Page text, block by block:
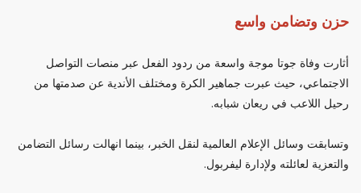
حزن وتضامن واسع
أثارت وفاة جوتا موجة واسعة من ردود الفعل عبر منصات التواصل
الاجتماعي، حيث عبرت جماهير الكرة ومختلف الأندية عن صدمتها من
رحيل اللاعب في ريعان شبابه.
وتسابقت وسائل الإعلام العالمية لنقل الخبر، بينما انهالت رسائل التضامن
والتعزية لعائلته ولإدارة ليفربول.